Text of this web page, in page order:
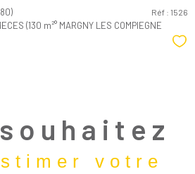
(130 m²° MARGNY LES COMPIEGNE
Réf : 1526
votre